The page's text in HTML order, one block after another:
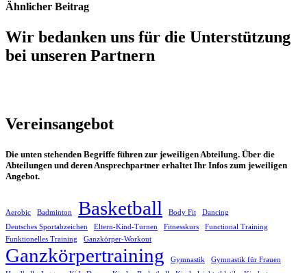
Ähnlicher Beitrag
Wir bedanken uns für die Unterstützung
bei unseren Partnern
Vereinsangebot
Die unten stehenden Begriffe führen zur jeweiligen Abteilung. Über die
Abteilungen und deren Ansprechpartner erhaltet Ihr Infos zum jeweiligen
Angebot.
Aerobic Badminton Basketball Body Fit
Dancing
Deutsches Sportabzeichen
Eltern-Kind-Turnen Fitnesskurs
Functional Training
Funktionelles Training
Ganzkörper-Workout
Ganzkörpertraining Gymnastik
Gymnastik für Frauen